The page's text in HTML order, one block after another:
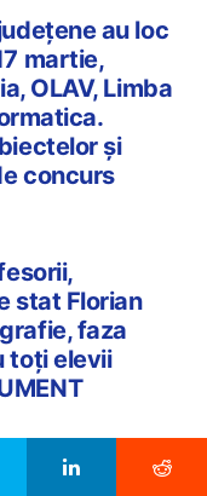
au loc
martie,
OLAV, Limba
și
concurs
stat Florian
faza
toți elevii
peste
olimpiada